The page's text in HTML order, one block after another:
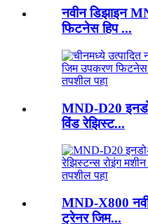
नवीन डिझाइन
फिटनेस हिप ...
तपशील पहा
MND-D20
विंड रेझिस्ट...
तपशील पहा
MND-X800
ट्रेनर जिम...